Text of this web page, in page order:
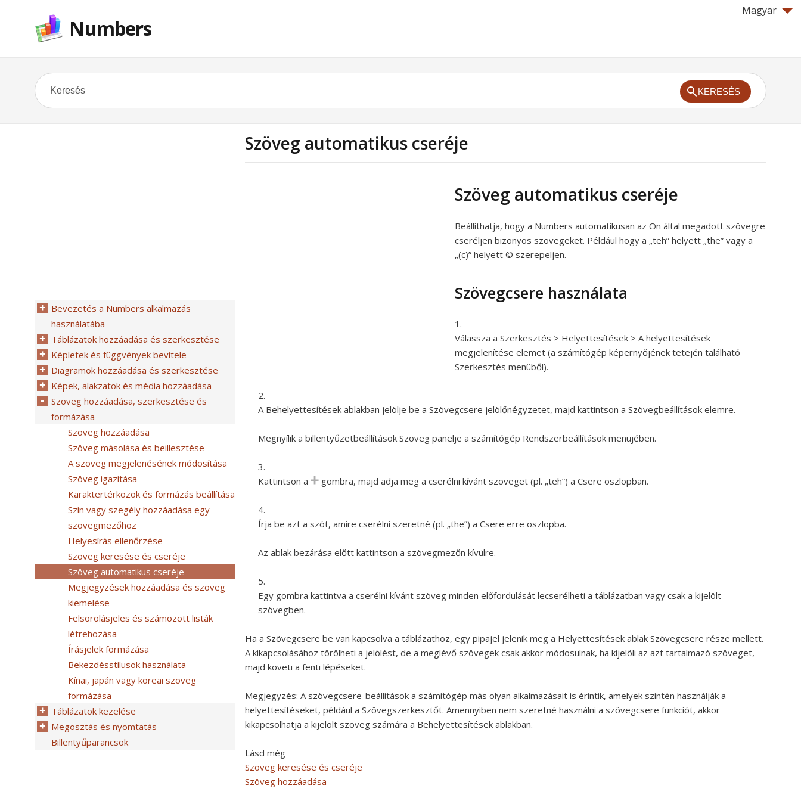
Magyar
Numbers
KERESÉS
Szöveg automatikus cseréje
Szöveg automatikus cseréje
Beállíthatja, hogy a Numbers automatikusan az Ön által megadott szövegre
cseréljen bizonyos szövegeket. Például hogy a „teh” helyett „the” vagy a
„(c)” helyett © szerepeljen.
Szövegcsere használata
Válassza a Szerkesztés > Helyettesítések > A helyettesítések
megjelenítése elemet (a számítógép képernyőjének tetején található
Szerkesztés menüből).
A Behelyettesítések ablakban jelölje be a Szövegcsere jelölőnégyzetet, majd kattintson a Szövegbeállítások elemre.
Megnyílik a billentyűzetbeállítások Szöveg panelje a számítógép Rendszerbeállítások menüjében.
Kattintson a gombra, majd adja meg a cserélni kívánt szöveget (pl. „teh”) a Csere oszlopban.
Írja be azt a szót, amire cserélni szeretné (pl. „the”) a Csere erre oszlopba.
Az ablak bezárása előtt kattintson a szövegmezőn kívülre.
Egy gombra kattintva a cserélni kívánt szöveg minden előfordulását lecserélheti a táblázatban vagy csak a kijelölt
szövegben.
Ha a Szövegcsere be van kapcsolva a táblázathoz, egy pipajel jelenik meg a Helyettesítések ablak Szövegcsere része mellett.
A kikapcsolásához törölheti a jelölést, de a meglévő szövegek csak akkor módosulnak, ha kijelöli az azt tartalmazó szöveget,
majd követi a fenti lépéseket.
Megjegyzés: A szövegcsere-beállítások a számítógép más olyan alkalmazásait is érintik, amelyek szintén használják a
helyettesítéseket, például a Szövegszerkesztőt. Amennyiben nem szeretné használni a szövegcsere funkciót, akkor
kikapcsolhatja a kijelölt szöveg számára a Behelyettesítések ablakban.
Lásd még
Szöveg keresése és cseréje
Szöveg hozzáadása
Bevezetés a Numbers alkalmazás
használatába
Táblázatok hozzáadása és szerkesztése
Képletek és függvények bevitele
Diagramok hozzáadása és szerkesztése
Képek, alakzatok és média hozzáadása
Szöveg hozzáadása, szerkesztése és
formázása
Szöveg hozzáadása
Szöveg másolása és beillesztése
A szöveg megjelenésének módosítása
Szöveg igazítása
Karaktertérközök és formázás beállítása
Szín vagy szegély hozzáadása egy
szövegmezőhöz
Helyesírás ellenőrzése
Szöveg keresése és cseréje
Szöveg automatikus cseréje
Megjegyzések hozzáadása és szöveg
kiemelése
Felsorolásjeles és számozott listák
létrehozása
Írásjelek formázása
Bekezdésstílusok használata
Kínai, japán vagy koreai szöveg
formázása
Táblázatok kezelése
Megosztás és nyomtatás
Billentyűparancsok